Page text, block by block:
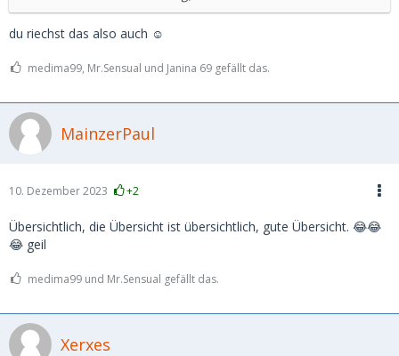
du riechst das also auch ☺️
medima99, Mr.Sensual und Janina 69 gefällt das.
MainzerPaul
10. Dezember 2023 +2
Übersichtlich, die Übersicht ist übersichtlich, gute Übersicht. 😂😂
😂 geil
medima99 und Mr.Sensual gefällt das.
Xerxes